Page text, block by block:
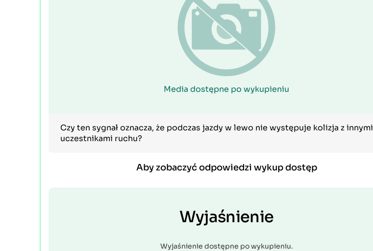
Media dostępne po wykupieniu
Czy ten sygnał oznacza, że podczas jazdy w lewo nie występuje kolizja z innymi
uczestnikami ruchu?
Aby zobaczyć odpowiedzi wykup dostęp
Wyjaśnienie
Wyjaśnienie dostępne po wykupieniu.